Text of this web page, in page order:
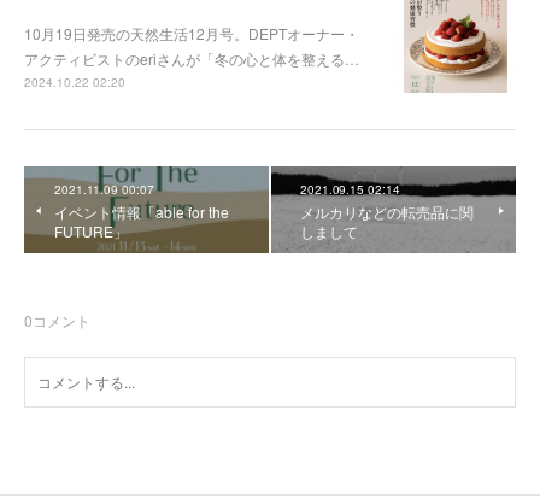
10月19日発売の天然生活12月号。DEPTオーナー・
アクティビストのeriさんが「冬の心と体を整える…
2024.10.22 02:20
2021.11.09 00:07
イベント情報「able for the
FUTURE」
2021.09.15 02:14
メルカリなどの転売品に関
しまして
0コメント